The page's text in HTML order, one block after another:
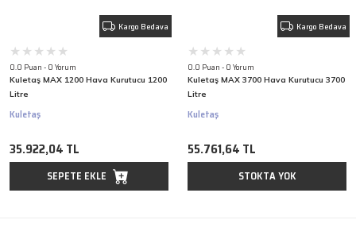
Kargo Bedava
0.0 Puan - 0 Yorum
Kuletaş MAX 1200 Hava Kurutucu 1200
Litre
Kuletaş
35.922,04 TL
SEPETE EKLE
Kargo Bedava
0.0 Puan - 0 Yorum
Kuletaş MAX 3700 Hava Kurutucu 3700
Litre
Kuletaş
55.761,64 TL
STOKTA YOK